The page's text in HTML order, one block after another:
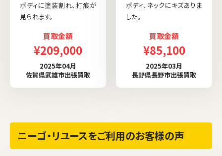
ボディに塗装割れ、打痕が
見られます。
買取金額
¥209,000
2025年04月
佐賀県武雄市出張買取
ボディ、ネックにキズありま
した。
買取金額
¥85,100
2025年03月
長野県長野市出張買取
ニーゴ・リユースをご利用のお客様の声